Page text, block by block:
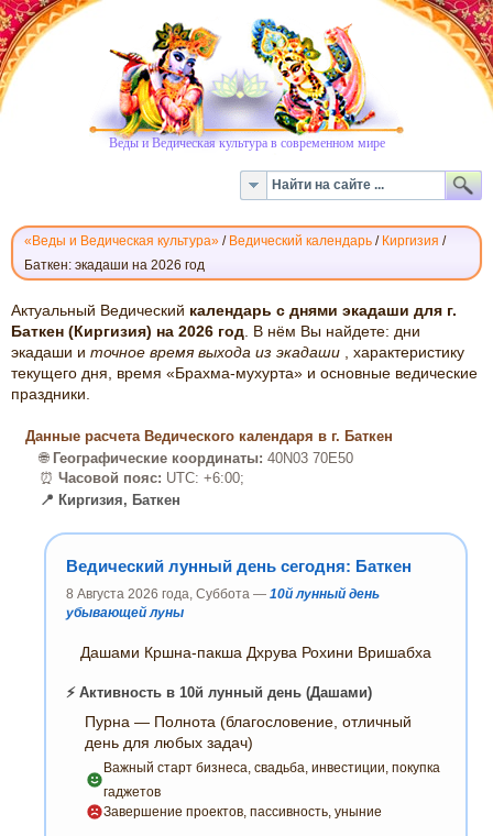
Веды и Ведическая культура в современном мире
«Веды и Ведическая культура» / Ведический календарь / Киргизия /
Баткен: экадаши на 2026 год
ВЕДИЧЕСКИЙ
КАЛЕНДАРЬ
ЭКАДАШИ:
БАТКЕН,
2026
Актуальный Ведический календарь с днями экадаши для г.
Баткен (Киргизия) на 2026 год . В нём Вы найдете: дни
экадаши и точное время выхода из экадаши
, характеристику
текущего дня, время «Брахма-мухурта» и основные ведические
праздники.
Данные расчета Ведического календаря в г. Баткен
🌐 Географические координаты: 40N03 70E50
⏰ Часовой пояс: UTC: +6:00;
📍 Киргизия, Баткен
Ведический лунный день сегодня: Баткен
8 Августа 2026 года, Суббота — 10й лунный день
убывающей луны
Дашами Кршна-пакша Дхрува Рохини Вришабха
⚡ Активность в 10й лунный день (Дашами)
Пурна — Полнота (благословение, отличный
день для любых задач)
Важный старт бизнеса, свадьба, инвестиции, покупка
гаджетов
Завершение проектов, пассивность, уныние